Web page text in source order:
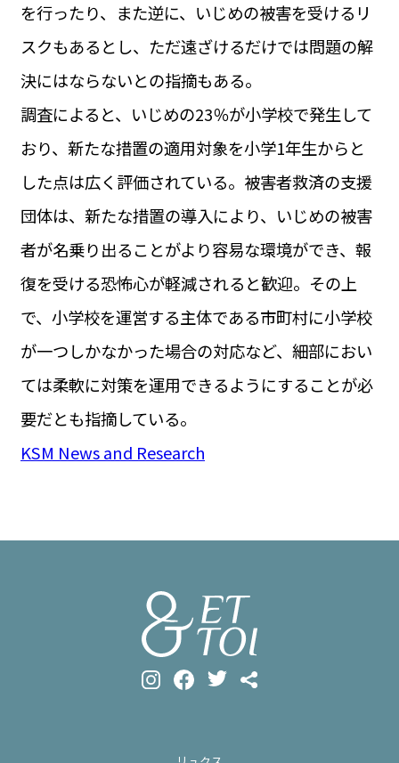
を行ったり、また逆に、いじめの被害を受けるリ
スクもあるとし、ただ遠ざけるだけでは問題の解
決にはならないとの指摘もある。
調査によると、いじめの23％が小学校で発生して
おり、新たな措置の適用対象を小学1年生からと
した点は広く評価されている。被害者救済の支援
団体は、新たな措置の導入により、いじめの被害
者が名乗り出ることがより容易な環境ができ、報
復を受ける恐怖心が軽減されると歓迎。その上
で、小学校を運営する主体である市町村に小学校
が一つしかなかった場合の対応など、細部におい
ては柔軟に対策を運用できるようにすることが必
要だとも指摘している。
KSM News and Research